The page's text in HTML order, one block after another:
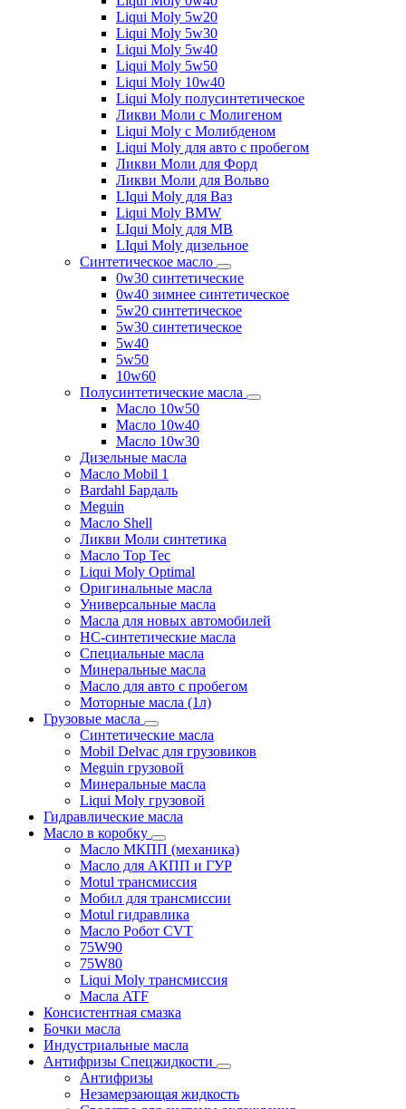
Liqui Moly 5w20
Liqui Moly 5w30
Liqui Moly 5w40
Liqui Moly 5w50
Liqui Moly 10w40
Liqui Moly полусинтетическое
Ликви Моли с Молигеном
Liqui Moly с Молибденом
Liqui Moly для авто с пробегом
Ликви Моли для Форд
Ликви Моли для Вольво
LIqui Moly для Ваз
Liqui Moly BMW
LIqui Moly для MB
LIqui Moly дизельное
Синтетическое масло
0w30 синтетические
0w40 зимнее синтетическое
5w20 синтетическое
5w30 синтетическое
5w40
5w50
10w60
Полусинтетические масла
Масло 10w50
Масло 10w40
Масло 10w30
Дизельные масла
Масло Mobil 1
Bardahl Бардаль
Meguin
Масло Shell
Ликви Моли синтетика
Масло Top Tec
Liqui Moly Optimal
Оригинальные масла
Универсальные масла
Масла для новых автомобилей
HC-синтетические масла
Специальные масла
Минеральные масла
Масло для авто с пробегом
Моторные масла (1л)
Грузовые масла
Синтетические масла
Mobil Delvac для грузовиков
Meguin грузовой
Минеральные масла
Liqui Moly грузовой
Гидравлические масла
Масло в коробку
Масло МКПП (механика)
Масло для АКПП и ГУР
Motul трансмиссия
Мобил для трансмиссии
Motul гидравлика
Масло Робот CVT
75W90
75W80
Liqui Moly трансмиссия
Масла ATF
Консистентная смазка
Бочки масла
Индустриальные масла
Антифризы Спецжидкости
Антифризы
Незамерзающая жидкость